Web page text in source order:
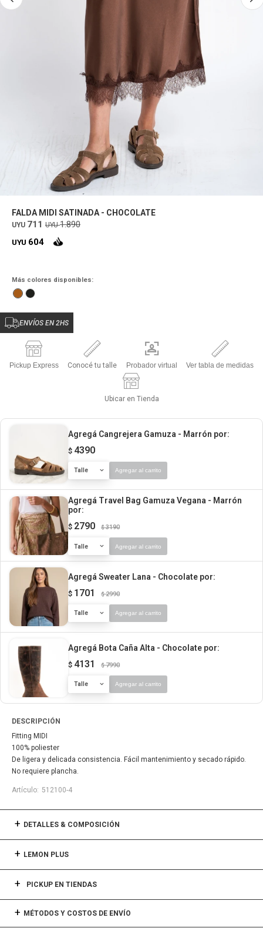
FALDA MIDI SATINADA - CHOCOLATE
UYU 711 UYU 1.890
UYU 604
Más colores disponibles:
ENVÍOS EN 2HS
Pickup Express Conocé tu talle Probador virtual Ver tabla de medidas
Ubicar en Tienda
Agregá Cangrejera Gamuza - Marrón por:
$ 4390
Talle Agregar al carrito
Agregá Travel Bag Gamuza Vegana - Marrón
por:
$ 2790 $ 3190
Talle Agregar al carrito
Agregá Sweater Lana - Chocolate por:
$ 1701 $ 2990
Talle Agregar al carrito
Agregá Bota Caña Alta - Chocolate por:
$ 4131 $ 7990
Talle Agregar al carrito
DESCRIPCIÓN
Fitting MIDI
100% poliester
De ligera y delicada consistencia. Fácil mantenimiento y secado rápido.
No requiere plancha.
512100-4
DETALLES & COMPOSICIÓN
LEMON PLUS
PICKUP EN TIENDAS
MÉTODOS Y COSTOS DE ENVÍO